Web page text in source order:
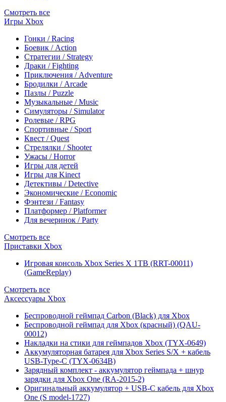
Смотреть все
Игры Xbox
Гонки / Racing
Боевик / Action
Стратегии / Strategy
Драки / Fighting
Приключения / Adventure
Бродилки / Arcade
Пазлы / Puzzle
Музыкальные / Music
Симуляторы / Simulator
Ролевые / RPG
Спортивные / Sport
Квест / Quest
Стрелялки / Shooter
Ужасы / Horror
Игры для детей
Игры для Kinect
Детективы / Detective
Экономические / Economic
Фэнтези / Fantasy
Платформер / Platformer
Для вечеринок / Party
Смотреть все
Приставки Xbox
Игровая консоль Xbox Series X 1TB (RRT-00011)
(GameReplay)
Смотреть все
Аксессуары Xbox
Беспроводной геймпад Carbon (Black) для Xbox
Беспроводной геймпад для Xbox (красный) (QAU-
00012)
Накладки на стики для геймпадов Xbox (TYX-0649)
Аккумуляторная батарея для Xbox Series S/X + кабель
USB-Type-C (TYX-0634B)
Зарядный комплект - аккумулятор геймпада + шнур
зарядки для Xbox One (RA-2015-2)
Оригинальный аккумулятор + USB-C кабель для Xbox
One (S model-1727)